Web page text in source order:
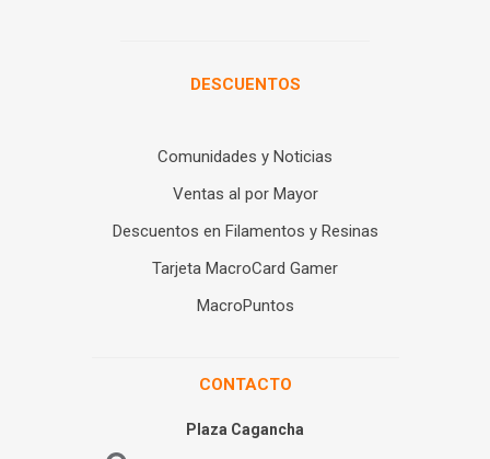
DESCUENTOS
Comunidades y Noticias
Ventas al por Mayor
Descuentos en Filamentos y Resinas
Tarjeta MacroCard Gamer
MacroPuntos
CONTACTO
Plaza Cagancha